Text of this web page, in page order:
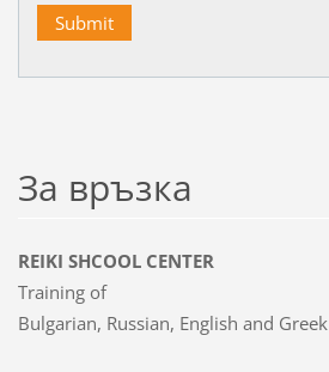
За връзка
REIKI SHCOOL CENTER
Training of
Bulgarian, Russian, English and Greek